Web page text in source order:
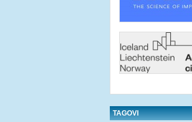
TAGOVI